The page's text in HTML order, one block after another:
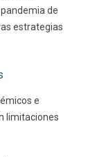
de
estrategias
e
limitaciones